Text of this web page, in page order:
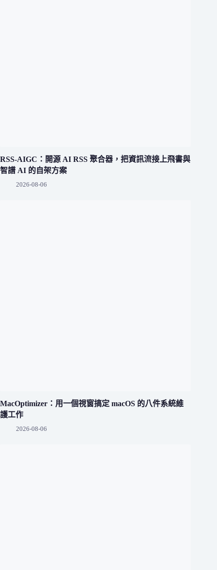
RSS-AIGC：開源 AI RSS 聚合器，把資訊流接上飛書與
智譜 AI 的自架方案
2026-08-06
MacOptimizer：用一個視窗搞定 macOS 的八件系統維
護工作
2026-08-06